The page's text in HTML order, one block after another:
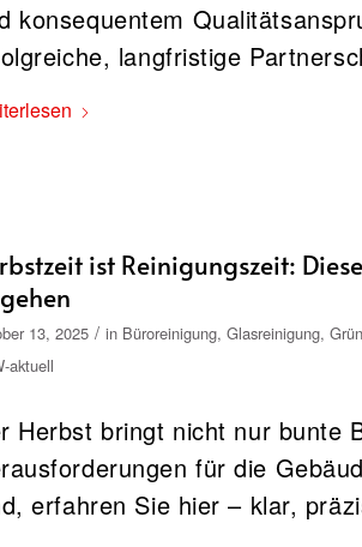
konsequentem
langfristige
ist Reinigungszeit:
13, 2025 / in Büroreinigung, Glasreinigung,
aktuell
Herbst bringt nicht nur bunte
für die
erfahren Sie hier – klar,